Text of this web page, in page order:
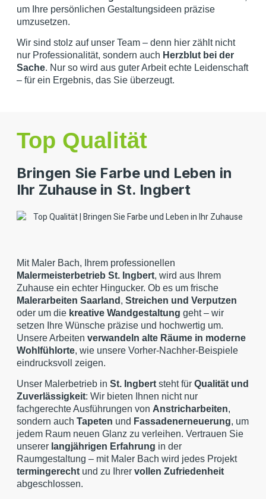
um Ihre persönlichen Gestaltungsideen präzise
umzusetzen.
Wir sind stolz auf unser Team – denn hier zählt nicht
nur Professionalität, sondern auch Herzblut bei der
Sache. Nur so wird aus guter Arbeit echte Leidenschaft
– für ein Ergebnis, das Sie überzeugt.
Top Qualität
Bringen Sie Farbe und Leben in
Ihr Zuhause in St. Ingbert
Mit Maler Bach, Ihrem professionellen
Malermeisterbetrieb St. Ingbert, wird aus Ihrem
Zuhause ein echter Hingucker. Ob es um frische
Malerarbeiten Saarland , Streichen und Verputzen
oder um die kreative Wandgestaltung geht – wir
setzen Ihre Wünsche präzise und hochwertig um.
Unsere Arbeiten verwandeln alte Räume in moderne
Wohlfühlorte, wie unsere Vorher-Nachher-Beispiele
eindrucksvoll zeigen.
Unser Malerbetrieb in St. Ingbert steht für Qualität und
Zuverlässigkeit: Wir bieten Ihnen nicht nur
fachgerechte Ausführungen von Anstricharbeiten,
sondern auch Tapeten und Fassadenerneuerung, um
jedem Raum neuen Glanz zu verleihen. Vertrauen Sie
unserer langjährigen Erfahrung in der
Raumgestaltung – mit Maler Bach wird jedes Projekt
termingerecht und zu Ihrer vollen Zufriedenheit
abgeschlossen.